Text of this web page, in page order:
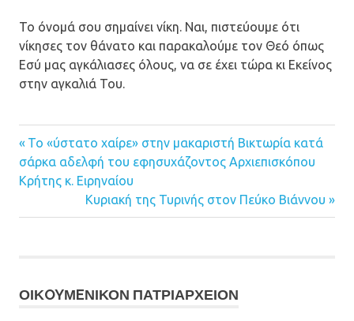
Το όνομά σου σημαίνει νίκη. Ναι, πιστεύουμε ότι
νίκησες τον θάνατο και παρακαλούμε τον Θεό όπως
Εσύ μας αγκάλιασες όλους, να σε έχει τώρα κι Εκείνος
στην αγκαλιά Του.
Πλοήγηση
άρθρων
Previous
Post:
Το «ύστατο χαίρε» στην μακαριστή Βικτωρία κατά
σάρκα αδελφή του εφησυχάζοντος Αρχιεπισκόπου
Κρήτης κ. Ειρηναίου
Next
Post:
Κυριακή της Τυρινής στον Πεύκο Βιάννου
ΟΙΚOYΜEΝΙΚΟΝ ΠΑΤΡΙΑΡΧΕΙΟΝ